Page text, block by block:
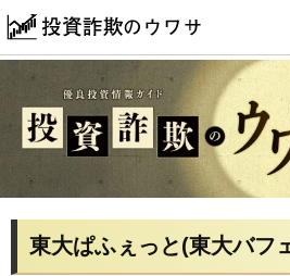
東大ぱふぇっと(東大バフ